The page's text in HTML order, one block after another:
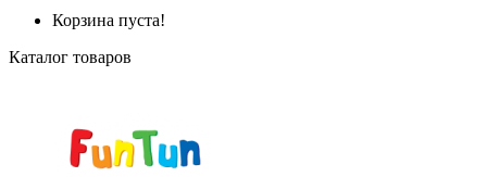
Корзина пуста!
Каталог товаров